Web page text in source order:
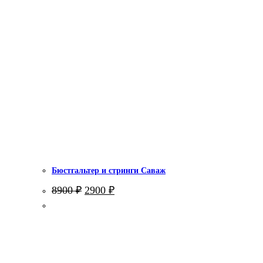
Бюстгальтер и стринги Саваж
8900₽ Первоначальная
2900 ₽Текущая